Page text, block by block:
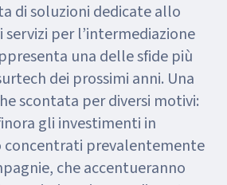
di soluzioni dedicate allo
per l’intermediazione
una delle sfide più
dei prossimi anni. Una
scontata per diversi motivi:
gli investimenti in
concentrati prevalentemente
che accentueranno